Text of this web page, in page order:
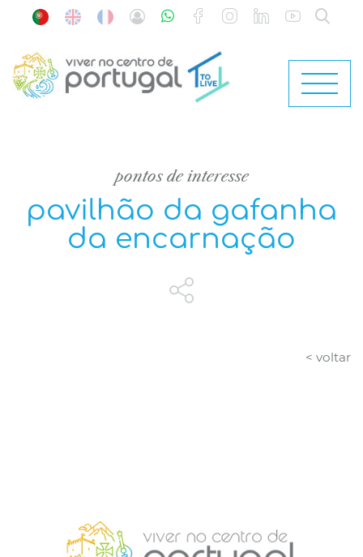
pontos de interesse
pavilhão da gafanha
da encarnação
< voltar